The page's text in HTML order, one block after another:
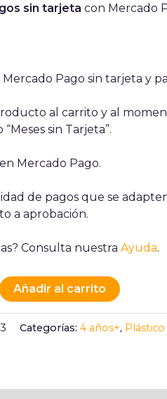
sin tarjeta con Mercado
Pago sin tarjeta y
al carrito y al
“Meses sin Tarjeta”.
en Mercado Pago.
de pagos que se
a aprobación.
Consulta nuestra Ayuda.
Añadir al carrito
Categorías: 4 años+, Plástico